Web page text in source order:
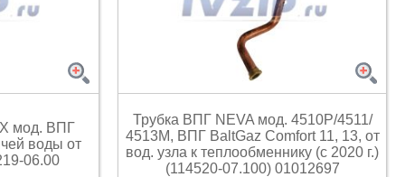
для кофемашин
кофемашин
Ремкомплекты для газовых котлов,
Редукторы, манометры, вентили
Щетки
Прочее
мод. ВПГ
воды от
06.00
Трубка ВПГ NEVA мод. 4510P/4511/
4513М, ВПГ BaltGaz Comfort 11, 13, от
вод. узла к теплообменнику (с 2020 г.)
(114520-07.100) 01012697